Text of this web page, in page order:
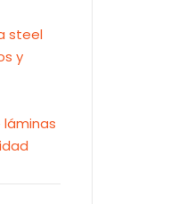
steel
y